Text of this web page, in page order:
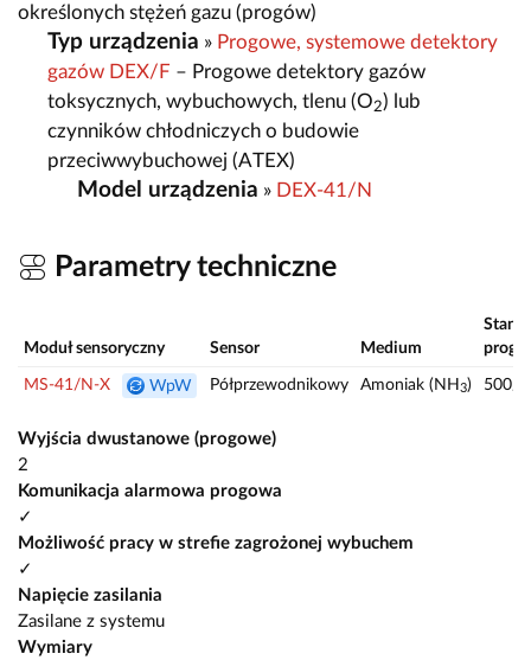
określonych stężeń gazu (progów)
Typ urządzenia » Progowe, systemowe detektory
gazów DEX/F – Progowe detektory gazów
toksycznych, wybuchowych, tlenu (O2) lub
czynników chłodniczych o budowie
przeciwwybuchowej (ATEX)
Model urządzenia » DEX-41/N
Parametry techniczne
Moduł sensoryczny Sensor Medium
progi
MS-41/N-X WpW Półprzewodnikowy Amoniak (NH 3) 500/
Wyjścia dwustanowe (progowe)
2
Komunikacja alarmowa progowa
✓
Możliwość pracy w strefie zagrożonej wybuchem
✓
Napięcie zasilania
Zasilane z systemu
Wymiary